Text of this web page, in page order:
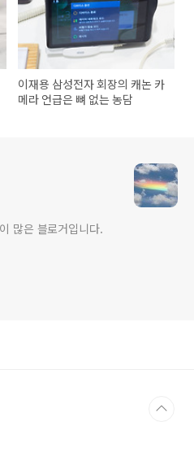
이재용 삼성전자 회장의 캐논 카
메라 언급은 뼈 없는 농담
많은 블로거입니다.